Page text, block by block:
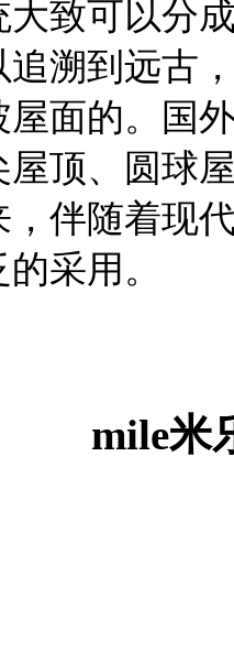
大致可以分
追溯到远古
面的。国
顶、圆球
伴随着现
采用。
mile米